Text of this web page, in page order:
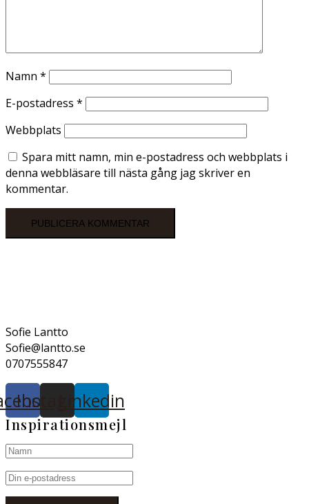
Namn *
E-postadress *
Webbplats
Spara mitt namn, min e-postadress och webbplats i
denna webbläsare till nästa gång jag skriver en
kommentar.
Sofie Lantto
Sofie@lantto.se
0707555847
InstagramLinkedin
Inspirationsmejl